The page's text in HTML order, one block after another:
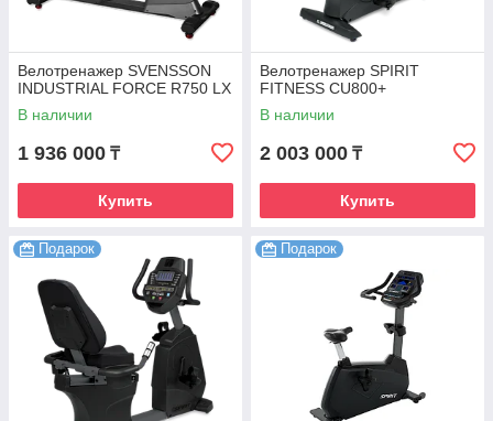
Велотренажер SVENSSON
INDUSTRIAL FORCE R750 LX
В наличии
1 936 000 ₸
Купить
Велотренажер SPIRIT
FITNESS CU800+
В наличии
2 003 000 ₸
Купить
Подарок Подарок